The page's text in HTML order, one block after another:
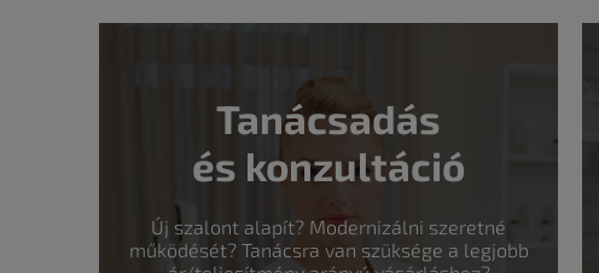
Tanácsadás
és konzultáció
Új szalont alapít? Modernizálni szeretné
működését? Tanácsra van szüksége a legjobb